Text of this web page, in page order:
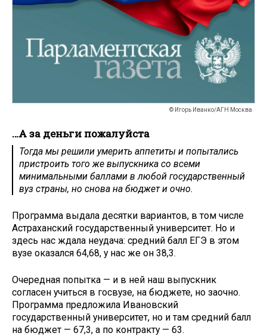
© Игорь Иванко/АГН Москва
…А за деньги пожалуйста
Тогда мы решили умерить аппетиты и попытались
пристроить того же выпускника со всеми
минимальными баллами в любой государственный
вуз страны, но снова на бюджет и очно.
Программа выдала десятки вариантов, в том числе
Астраханский государственный университет. Но и
здесь нас ждала неудача: средний балл ЕГЭ в этом
вузе оказался 64,68, у нас же он 38,3.
Очередная попытка — и в ней наш выпускник
согласен учиться в госвузе, на бюджете, но заочно.
Программа предложила Ивановский
государственный университет, но и там средний балл
на бюджет — 67,3, а по контракту — 63.